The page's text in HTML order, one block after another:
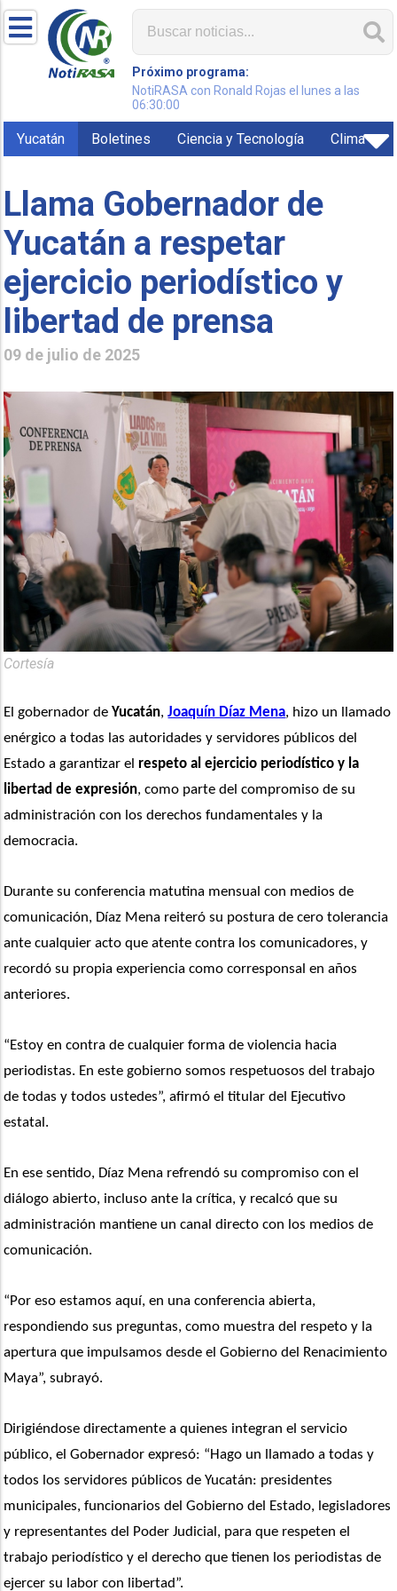
Próximo programa:
NotiRASA con Ronald Rojas el lunes a las
06:30:00
Yucatán Boletines Ciencia y Tecnología Clima
Llama Gobernador de
Yucatán a respetar
ejercicio periodístico y
libertad de prensa
09 de julio de 2025
Cortesía
El gobernador de Yucatán, Joaquín Díaz Mena, hizo un llamado
enérgico a todas las autoridades y servidores públicos del
Estado a garantizar el respeto al ejercicio periodístico y la
libertad de expresión, como parte del compromiso de su
administración con los derechos fundamentales y la
democracia.
Durante su conferencia matutina mensual con medios de
comunicación, Díaz Mena reiteró su postura de cero tolerancia
ante cualquier acto que atente contra los comunicadores, y
recordó su propia experiencia como corresponsal en años
anteriores.
“Estoy en contra de cualquier forma de violencia hacia
periodistas. En este gobierno somos respetuosos del trabajo
de todas y todos ustedes”, afirmó el titular del Ejecutivo
estatal.
En ese sentido, Díaz Mena refrendó su compromiso con el
diálogo abierto, incluso ante la crítica, y recalcó que su
administración mantiene un canal directo con los medios de
comunicación.
“Por eso estamos aquí, en una conferencia abierta,
respondiendo sus preguntas, como muestra del respeto y la
apertura que impulsamos desde el Gobierno del Renacimiento
Maya”, subrayó.
Dirigiéndose directamente a quienes integran el servicio
público, el Gobernador expresó: “Hago un llamado a todas y
todos los servidores públicos de Yucatán: presidentes
municipales, funcionarios del Gobierno del Estado, legisladores
y representantes del Poder Judicial, para que respeten el
trabajo periodístico y el derecho que tienen los periodistas de
ejercer su labor con libertad”.